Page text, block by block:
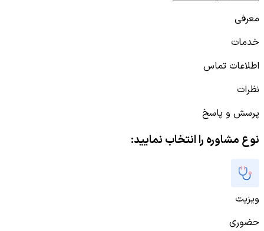
معرفی
خدمات
اطلاعات تماس
نظرات
پرسش و پاسخ
نوع مشاوره را انتخاب نمایید:
ویزیت
حضوری